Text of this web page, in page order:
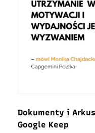
Dokumenty i
Google Keep